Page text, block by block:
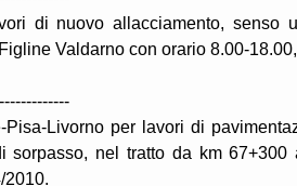
di nuovo allacciamento, senso
Valdarno con orario 8.00-
Livorno per lavori di
nel tratto da km
2010.